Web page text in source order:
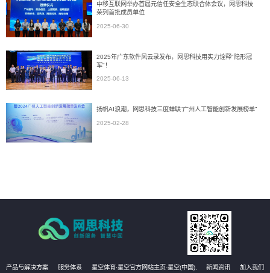
中移互联网举办首届元信任安全生态联合体会议，网思科技
荣列首批成员单位
2025-06-30
2025年广东软件风云录发布，网思科技用实力诠释"隐形冠
军"！
2025-06-13
扬帆AI浪潮，网思科技三度蝉联“广州人工智能创新发展榜单”
2025-02-28
产品与解决方案 服务体系 星空体育·星空官方网站主页-星空(中国), 新闻资讯 加入我们